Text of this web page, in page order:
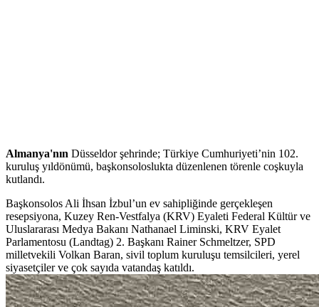
Almanya'nın Düsseldor şehrinde; Türkiye Cumhuriyeti’nin 102.
kuruluş yıldönümü, başkonsoloslukta düzenlenen törenle coşkuyla
kutlandı.
Başkonsolos Ali İhsan İzbul’un ev sahipliğinde gerçekleşen
resepsiyona, Kuzey Ren-Vestfalya (KRV) Eyaleti Federal Kültür ve
Uluslararası Medya Bakanı Nathanael Liminski, KRV Eyalet
Parlamentosu (Landtag) 2. Başkanı Rainer Schmeltzer, SPD
milletvekili Volkan Baran, sivil toplum kuruluşu temsilcileri, yerel
siyasetçiler ve çok sayıda vatandaş katıldı.